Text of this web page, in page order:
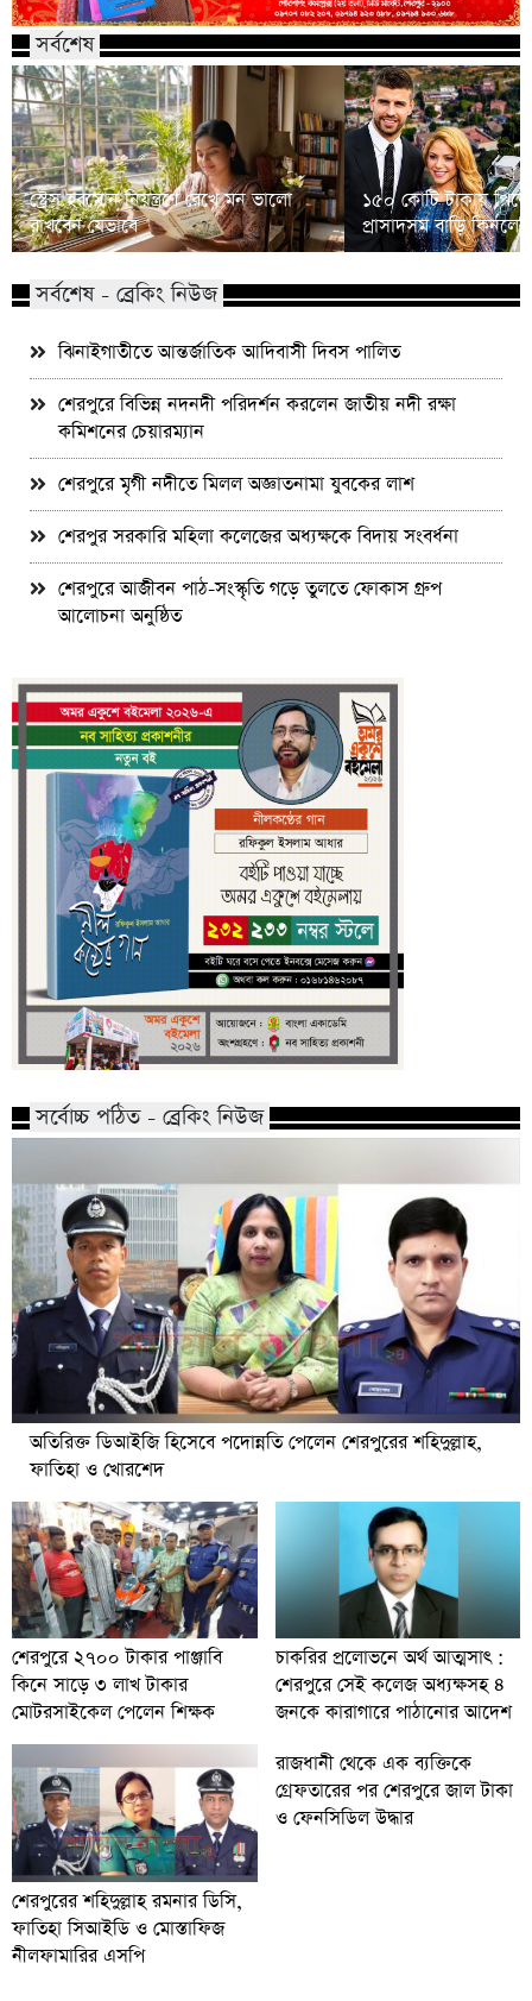
সর্বশেষ
স্ট্রেস হরমোন নিয়ন্ত্রণে রেখে মন ভালো
রাখবেন যেভাবে
১৫০ কোটি টাকায়
প্রাসাদসম বাড়ি
সর্বশেষ - ব্রেকিং নিউজ
ঝিনাইগাতীতে আন্তর্জাতিক আদিবাসী দিবস পালিত
শেরপুরে বিভিন্ন নদনদী পরিদর্শন করলেন জাতীয় নদী রক্ষা
কমিশনের চেয়ারম্যান
শেরপুরে মৃগী নদীতে মিলল অজ্ঞাতনামা যুবকের লাশ
শেরপুর সরকারি মহিলা কলেজের অধ্যক্ষকে বিদায় সংবর্ধনা
শেরপুরে আজীবন পাঠ-সংস্কৃতি গড়ে তুলতে ফোকাস গ্রুপ
আলোচনা অনুষ্ঠিত
সর্বোচ্চ পঠিত - ব্রেকিং নিউজ
অতিরিক্ত ডিআইজি হিসেবে পদোন্নতি পেলেন শেরপুরের শহিদুল্লাহ,
ফাতিহা ও খোরশেদ
শেরপুরে ২৭০০ টাকার পাঞ্জাবি
কিনে সাড়ে ৩ লাখ টাকার
মোটরসাইকেল পেলেন শিক্ষক
চাকরির প্রলোভনে অর্থ আত্মসাৎ :
শেরপুরে সেই কলেজ অধ্যক্ষসহ ৪
জনকে কারাগারে পাঠানোর আদেশ
শেরপুরের শহিদুল্লাহ রমনার ডিসি,
ফাতিহা সিআইডি ও মোস্তাফিজ
নীলফামারির এসপি
রাজধানী থেকে এক ব্যক্তিকে
গ্রেফতারের পর শেরপুরে জাল টাকা
ও ফেনসিডিল উদ্ধার